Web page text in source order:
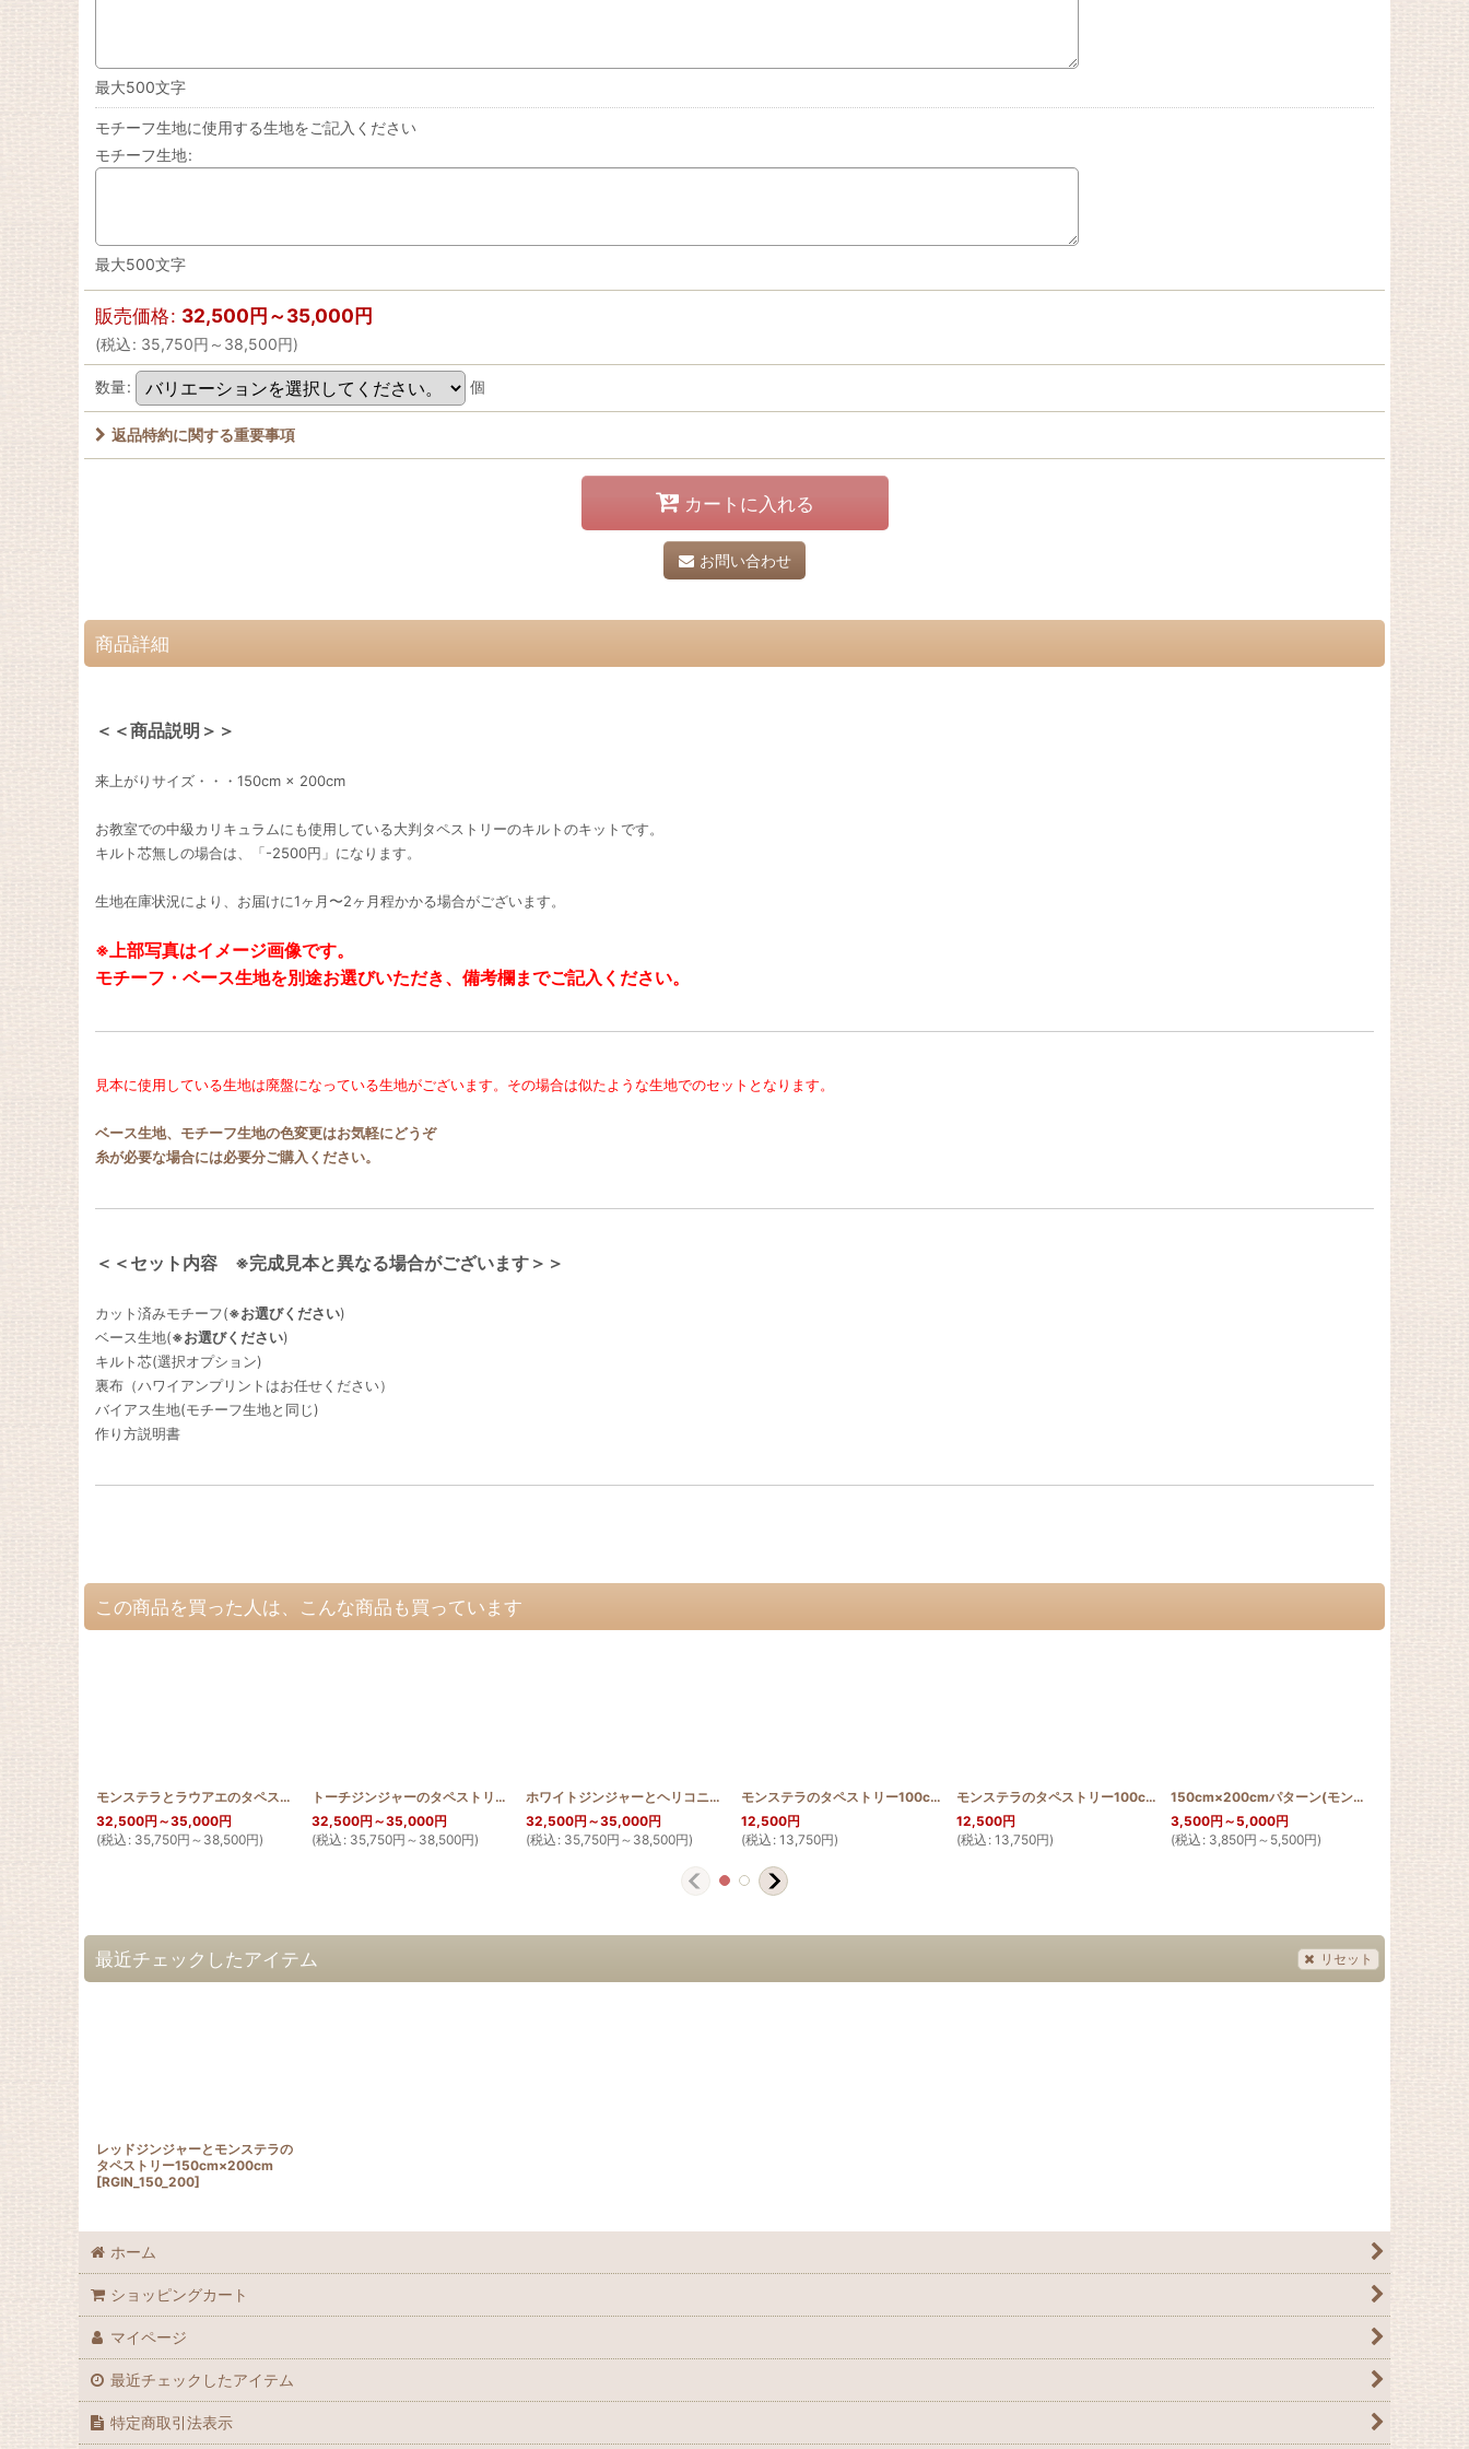
最大500文字
モチーフ生地に使用する生地をご記入ください
モチーフ生地:
最大500文字
販売価格: 32,500円～35,000円
(税込: 35,750円 ～38,500円)
数量: 個
返品特約に関する重要事項
カートに入れる
お問い合わせ
商品詳細
＜＜商品説明＞＞
来上がりサイズ・・・150cm × 200cm
お教室での中級カリキュラムにも使用している大判タペストリーのキルトのキットです。
キルト芯無しの場合は、「-2500円」になります。
生地在庫状況により、お届けに1ヶ月〜2ヶ月程かかる場合がございます。
※上部写真はイメージ画像です。
モチーフ・ベース生地を別途お選びいただき、備考欄までご記入ください。
見本に使用している生地は廃盤になっている生地がございます。その場合は似たような生地でのセットとなります。
ベース生地、モチーフ生地の色変更はお気軽にどうぞ
糸が必要な場合には必要分ご購入ください。
＜＜セット内容 ※完成見本と異なる場合がございます＞＞
カット済みモチーフ(※お選びください)
ベース生地(※お選びください)
キルト芯(選択オプション)
裏布（ハワイアンプリントはお任せください）
バイアス生地(モチーフ生地と同じ)
作り方説明書
この商品を買った人は、こんな商品も買っています
モンステラとラウアエのタペストリー150cm×200cm [MON_150_200
32,500円 ～35,000円
(税込 : 35,750円 ～38,500円)
トーチジンジャーのタペストリー150cm×200cm [TGIN_150_200]
32,500円 ～35,000円
(税込 : 35,750円 ～38,500円)
ホワイトジンジャーとヘリコニアとシェルジンジャーのタペストリー150cm×200cm [WGIN_SGIN_150_200]
32,500円 ～35,000円
(税込 : 35,750円 ～38,500円)
モンステラのタペストリー100cm HQT100_MON]
12,500円
(税込 : 13,750円)
モンステラのタペストリー100cm HQT100_MON]
12,500円
(税込 : 13,750円)
150cm×200cmパターン(モンステラ＆ラウアエ)
3,500円 ～5,000円
(税込 : 3,850円 ～5,500円)
最近チェックしたアイテム リセット
レッドジンジャーとモンステラの
タペストリー150cm×200cm
[RGIN_150_200]
ホーム
ショッピングカート
マイページ
最近チェックしたアイテム
特定商取引法表示